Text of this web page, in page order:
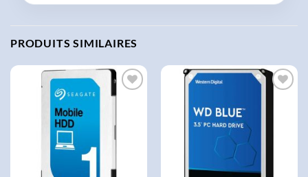
PRODUITS SIMILAIRES
LISTE
D'ENVIES